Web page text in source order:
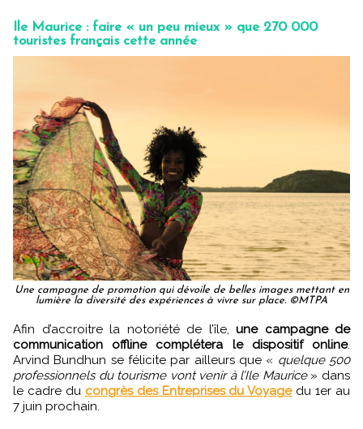
Ile Maurice : faire « un peu mieux » que 270 000
touristes français cette année
Une campagne de promotion qui dévoile de belles images mettant en
lumière la diversité des expériences à vivre sur place. ©MTPA
Afin d’accroitre la notoriété de l’île, une campagne de
communication offline complétera le dispositif online.
Arvind Bundhun se félicite par ailleurs que « quelque 500
professionnels du tourisme vont venir à l’Ile Maurice» dans
le cadre du congrès des Entreprises du Voyagedu 1er au
7 juin prochain.